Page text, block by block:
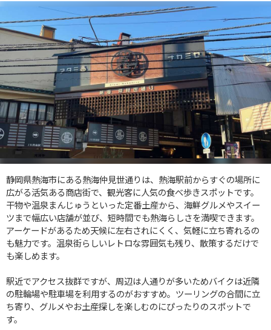
静岡県熱海市にある熱海仲見世通りは、熱海駅前からすぐの場所に
広がる活気ある商店街で、観光客に人気の食べ歩きスポットです。
干物や温泉まんじゅうといった定番土産から、海鮮グルメやスイー
ツまで幅広い店舗が並び、短時間でも熱海らしさを満喫できます。
アーケードがあるため天候に左右されにくく、気軽に立ち寄れるの
も魅力です。温泉街らしいレトロな雰囲気も残り、散策するだけで
も楽しめます。
駅近でアクセス抜群ですが、周辺は人通りが多いためバイクは近隣
の駐輪場や駐車場を利用するのがおすすめ。ツーリングの合間に立
ち寄り、グルメやお土産探しを楽しむのにぴったりのスポットで
す。